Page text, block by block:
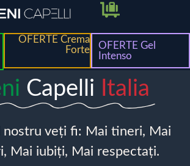
OFERTE Crema
Forte
OFERTE Gel
Intenso
Capelli Italia
nostru veți fi: Mai tineri, Mai
Mai iubiți, Mai respectați.